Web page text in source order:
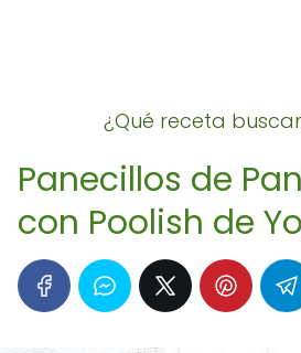
¿Qué receta
Panecillos de
con Poolish de